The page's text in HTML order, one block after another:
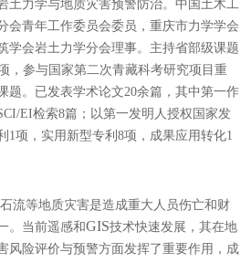
土力学与地质灾害预警防治。中国土木工
会青年工作委员会委员，重庆市力学学会
学会岩土力学分会理事。主持省部级课题
，参与国家第二次青藏科考研究项目重
题。已发表学术论文20余篇，其中第一作
EI检索8篇；以第一发明人授权国家发
1项，实用新型专利 8项，成果应用转化1
流等地质灾害是造成重大人员伤亡和财
。当前遥感和GIS技术快速发展，其在地
风险评价与预警方面发挥了重要作用，成